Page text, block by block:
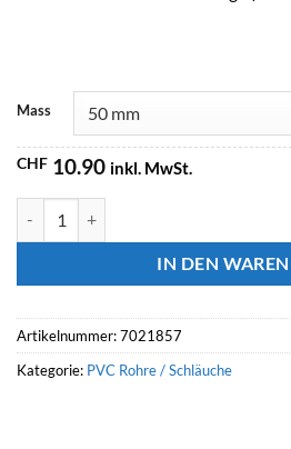
Mass
CHF 10.90 inkl. MwSt.
IN DEN
Artikelnummer:7021857
Kategorie: PVC Rohre / Schläuche